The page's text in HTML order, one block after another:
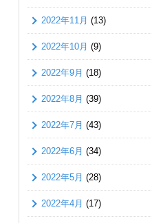
2022年11月 (13)
2022年10月 (9)
2022年9月 (18)
2022年8月 (39)
2022年7月 (43)
2022年6月 (34)
2022年5月 (28)
2022年4月 (17)